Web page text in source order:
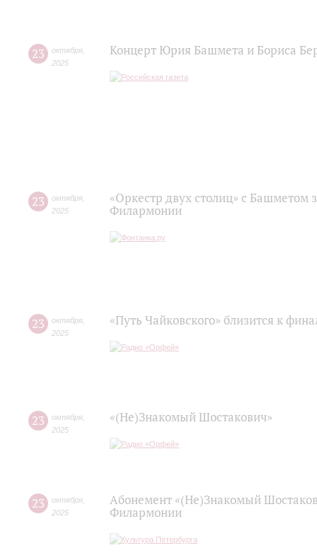
23 октября
2025
Концерт Юрия Башмета и Бориса
23 октября
2025
«Оркестр двух столиц» с Башметом
Филармонии
23 октября
2025
«Путь Чайковского» близится к
23 октября
2025
«(Не)Знакомый Шостакович»
23 октября
2025
Абонемент «(Не)Знакомый
Филармонии